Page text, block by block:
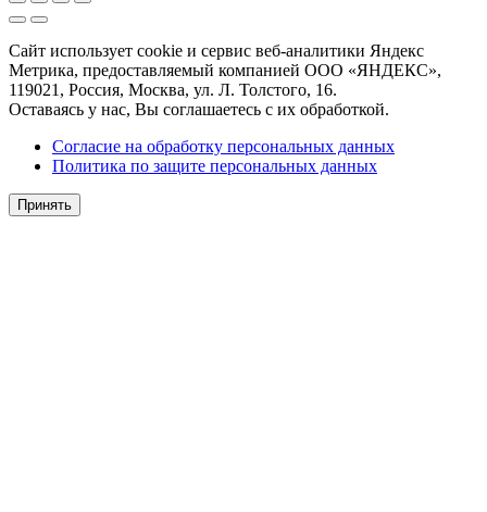
Сайт использует cookie и сервис веб-аналитики Яндекс
Метрика, предоставляемый компанией ООО «ЯНДЕКС»,
119021, Россия, Москва, ул. Л. Толстого, 16.
Оставаясь у нас, Вы соглашаетесь с их обработкой.
Согласие на обработку персональных данных
Политика по защите персональных данных
Принять